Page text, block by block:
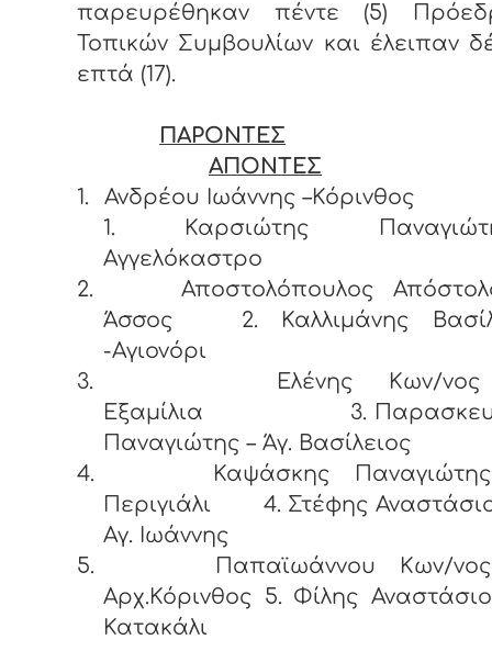
παρευρέθηκαν πέντε (5)
Τοπικών Συμβουλίων και έλειπαν
επτά (17).
ΠΑΡΟΝΤΕΣ
ΑΠΟΝΤΕΣ
1.
Ανδρέου Ιωάννης
1. Καρσιώτης
Αγγελόκαστρο
2.
Αποστολόπουλος
Άσσος 2. Καλλιμάνης
-Αγιονόρι
3.
Ελένης Κων/
Εξαμίλια 3.
Παναγιώτης – Άγ. Βασίλειος
4.
Καψάσκης
Περιγιάλι 4. Στέφης
Αγ. Ιωάννης
5.
Παπαϊωάννου Κων/
Αρχ.Κόρινθος 5. Φίλης
Κατακάλι